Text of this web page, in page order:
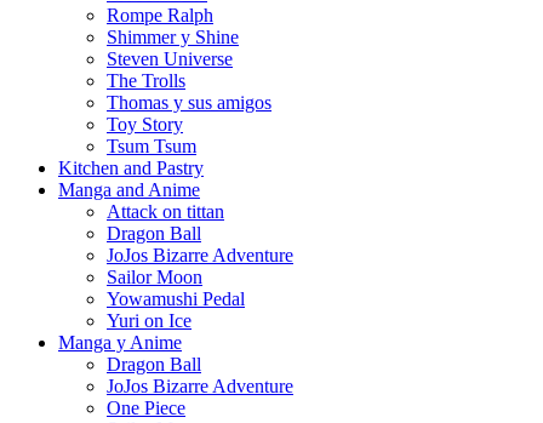
Rompe Ralph
Shimmer y Shine
Steven Universe
The Trolls
Thomas y sus amigos
Toy Story
Tsum Tsum
Kitchen and Pastry
Manga and Anime
Attack on tittan
Dragon Ball
JoJos Bizarre Adventure
Sailor Moon
Yowamushi Pedal
Yuri on Ice
Manga y Anime
Dragon Ball
JoJos Bizarre Adventure
One Piece